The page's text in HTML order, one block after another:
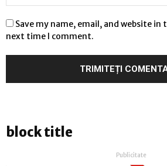
Save my name, email, and website
next time I comment.
block title
Publicitate